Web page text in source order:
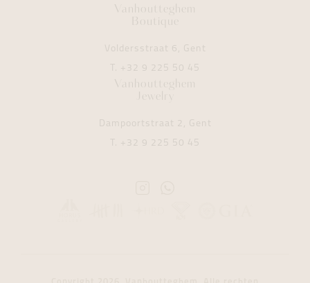
Vanhoutteghem
Boutique
Voldersstraat 6, Gent
T. +32 9 225 50 45
Vanhoutteghem
Jewelry
Dampoortstraat 2, Gent
T. +32 9 225 50 45